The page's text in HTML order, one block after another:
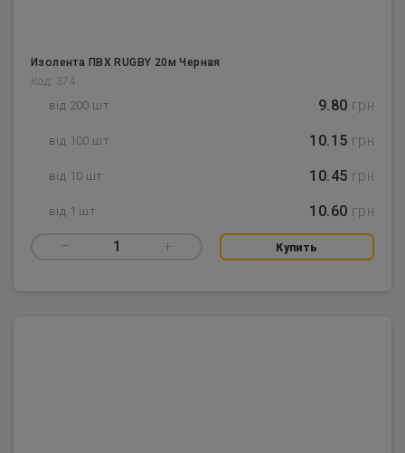
Изолента ПВХ RUGBY 20м Черная
Код: 374
від 200 шт 9.80 грн
від 100 шт 10.15 грн
від 10 шт 10.45 грн
від 1 шт 10.60 грн
– 1 + Купить